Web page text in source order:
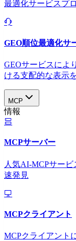
最適化サービスプ
GEO順位最適化サ
GEOサービスによ
ける支配的な表示
MCP
情報
MCPサーバー
人気AI-MCPサー
速発見
MCPクライアント
MCPクライアント